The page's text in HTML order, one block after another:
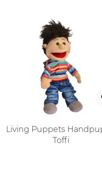
Living Puppets
Toffi